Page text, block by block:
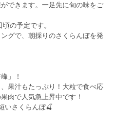
できます。一足先に旬の味をご
の予定です。
グで、朝採りのさくらんぼを発
」！
果汁もたっぷり！大粒で食べ応
肉で人気急上昇中です！
いさくらんぼ🍒